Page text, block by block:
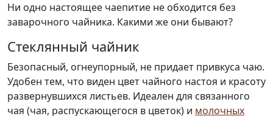
Ни одно настоящее чаепитие не обходится без
заварочного чайника. Какими же они бывают?
Стеклянный чайник
Безопасный, огнеупорный, не придает привкуса чаю.
Удобен тем, что виден цвет чайного настоя и красоту
развернувшихся листьев. Идеален для связанного
чая (чая, распускающегося в цветок) и молочных